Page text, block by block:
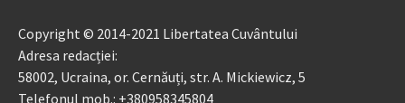
Copyright © 2014-2021 Libertatea Cuvântului
Adresa redacției:
58002, Ucraina, or. Cernăuți, str. A. Mickiewicz, 5
Telefonul mob.: +380958345804